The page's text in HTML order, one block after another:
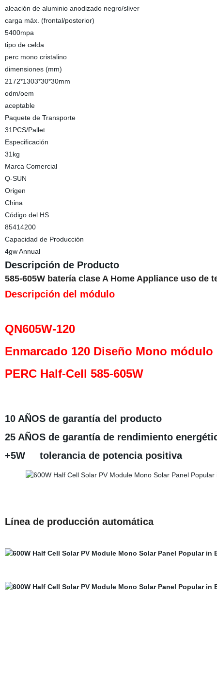
aleación de aluminio anodizado negro/sliver
carga máx. (frontal/posterior)
5400mpa
tipo de celda
perc mono cristalino
dimensiones (mm)
2172*1303*30*30mm
odm/oem
aceptable
Paquete de Transporte
31PCS/Pallet
Especificación
31kg
Marca Comercial
Q-SUN
Origen
China
Código del HS
85414200
Capacidad de Producción
4gw Annual
Descripción de Producto
585-605W batería clase A Home Appliance uso
Descripción del módulo
QN605W-120
Enmarcado 120 Diseño Mono módulo
PERC Half-Cell 585-605W
10 AÑOS de garantía del producto
25 AÑOS de garantía de rendimiento
+5W tolerancia de potencia positiva
Línea de producción automática